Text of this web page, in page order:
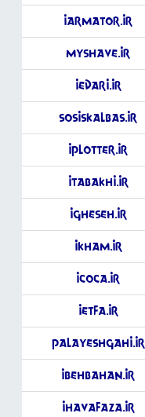
iArmator.ir
MyShave.ir
iEdari.ir
SosisKalbas.ir
iPlotter.ir
iTabakhi.ir
iGheseh.ir
iKham.ir
iCoca.ir
iEtfa.ir
Palayeshgahi.ir
iBehbahan.ir
iHavaFaza.ir